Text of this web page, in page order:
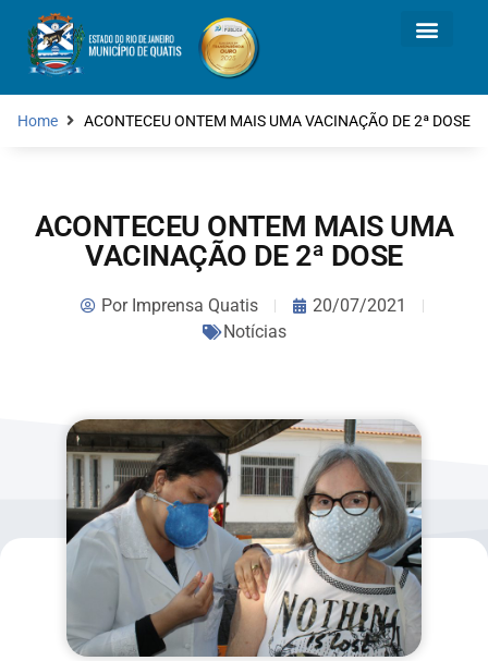
Home ACONTECEU ONTEM MAIS UMA VACINAÇÃO DE 2ª DOSE
ACONTECEU ONTEM MAIS UMA
VACINAÇÃO DE 2ª DOSE
PorImprensa Quatis
20/07/2021
Notícias